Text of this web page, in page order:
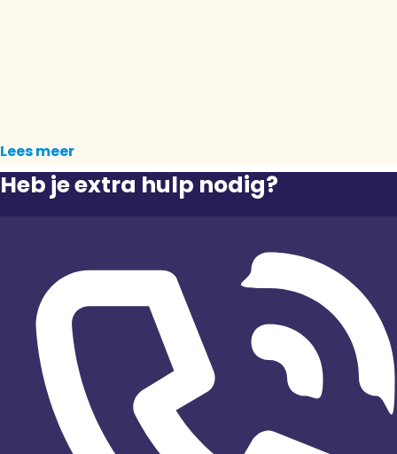
Lees meer
Heb je extra hulp nodig?